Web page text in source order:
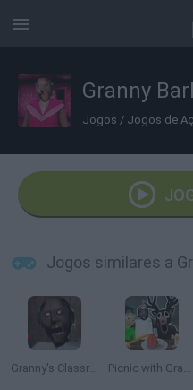
Granny
Jogos / Jogos de
Jogos similares a
Granny's Classroom Nightmare Picnic with Granny